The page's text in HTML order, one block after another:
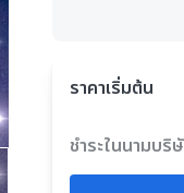
ราคาเริ่มต้น
ชำระในนามบริ